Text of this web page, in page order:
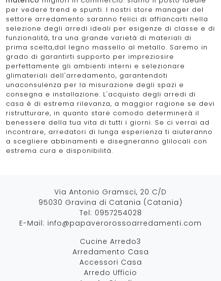
per vedere trend e spunti. I nostri store manager del
settore arredamento saranno felici di affiancarti nella
selezione degli arredi ideali per esigenze di classe e di
funzionalità, tra una grande varietà di materiali di
prima scelta,dal legno massello al metallo. Saremo in
grado di garantirti supporto per impreziosire
perfettamente gli ambienti interni e selezionare
glimateriali dell'arredamento, garantendoti
unaconsulenza per la misurazione degli spazi e
consegna e installazione. L'acquisto degli arredi di
casa è di estrema rilevanza, a maggior ragione se devi
ristrutturare, in quanto stare comodo determinerà il
benessere della tua vita di tutti i giorni. Se ci verrai ad
incontrare, arredatori di lunga esperienza ti aiuteranno
a scegliere abbinamenti e disegneranno glilocali con
estrema cura e disponibilità.
Via Antonio Gramsci, 20 C/D
95030 Gravina di Catania (Catania)
Tel: 0957254028
E-Mail: info@papaverorossoarredamenti.com
Cucine Arredo3
Arredamento Casa
Accessori Casa
Arredo Ufficio